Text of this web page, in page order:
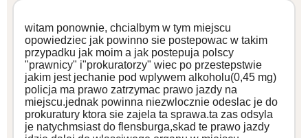
witam ponownie, chcialbym w tym miejscu
opowiedziec jak powinno sie postepowac w takim
przypadku jak moim a jak postepuja polscy
"prawnicy" i"prokuratorzy" wiec po przestepstwie
jakim jest jechanie pod wplywem alkoholu(0,45 mg)
policja ma prawo zatrzymac prawo jazdy na
miejscu.jednak powinna niezwlocznie odeslac je do
prokuratury ktora sie zajela ta sprawa.ta zas odsyla
je natychmsiast do flensburga,skad te prawo jazdy